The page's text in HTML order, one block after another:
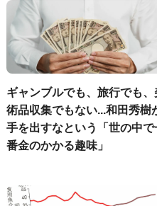
ギャンブルでも、旅行でも、
術品収集でもない...和田秀樹
手を出すなという「世の中で
番金のかかる趣味」